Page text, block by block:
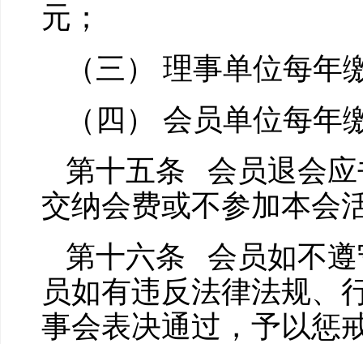
元；
（三） 理事单位每年
（四） 会员单位每年
第十五条 会员退会应
交纳会费或不参加本会
第十六条 会员如不遵
员如有违反法律法规、
事会表决通过，予以惩